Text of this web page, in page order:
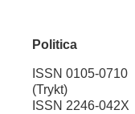
Politica
ISSN 0105-0710
(Trykt)
ISSN 2246-042X